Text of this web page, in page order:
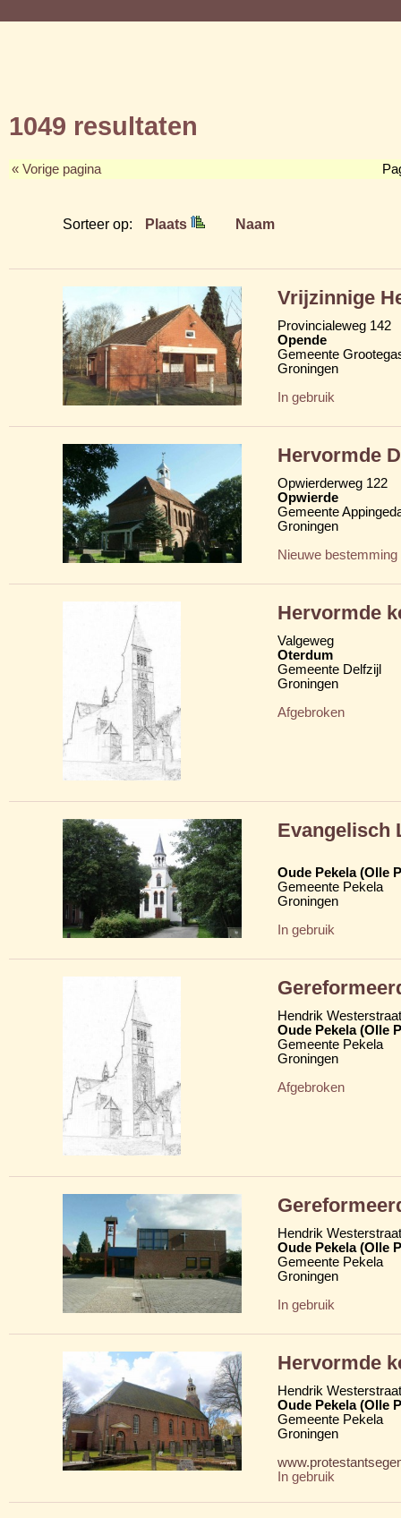
1049 resultaten
« Vorige pagina
Sorteer op: Plaats Naam
Vrijzinnige
Provincialeweg 142
Opende
Gemeente
Groningen
In gebruik
Hervormde
Opwierderweg 122
Opwierde
Gemeente
Groningen
Nieuwe bestemming
Hervormde
Valgeweg
Oterdum
Gemeente Delfzijl
Groningen
Afgebroken
Evangelisch
Oude Pekela (Olle
Gemeente Pekela
Groningen
In gebruik
Hendrik
Oude Pekela (Olle
Gemeente Pekela
Groningen
Afgebroken
Hendrik
Oude Pekela (Olle
Gemeente Pekela
Groningen
In gebruik
Hervormde
Hendrik
Oude Pekela (Olle
Gemeente Pekela
Groningen
In gebruik